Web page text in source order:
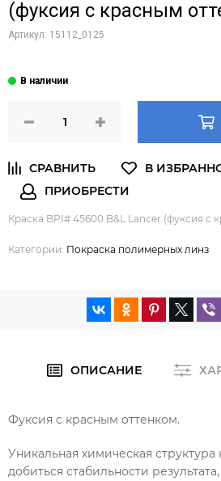
(фуксия с красным
Артикул: 15112_0125
Краска BPI# 45600 B&L Lancer (фуксия с
Категории: Покраска полимерных линз
ОПИСАНИЕ
Фуксия с красным оттенком.
Уникальная химическая
добиться стабильности